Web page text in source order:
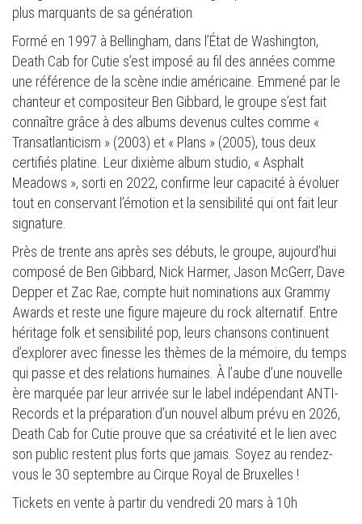
plus marquants de sa génération.
Formé en 1997 à Bellingham, dans l’État de Washington,
Death Cab for Cutie s’est imposé au fil des années comme
une référence de la scène indie américaine. Emmené par le
chanteur et compositeur Ben Gibbard, le groupe s’est fait
connaître grâce à des albums devenus cultes comme «
Transatlanticism » (2003) et « Plans » (2005), tous deux
certifiés platine. Leur dixième album studio, « Asphalt
Meadows », sorti en 2022, confirme leur capacité à évoluer
tout en conservant l’émotion et la sensibilité qui ont fait leur
signature.
Près de trente ans après ses débuts, le groupe, aujourd’hui
composé de Ben Gibbard, Nick Harmer, Jason McGerr, Dave
Depper et Zac Rae, compte huit nominations aux Grammy
Awards et reste une figure majeure du rock alternatif. Entre
héritage folk et sensibilité pop, leurs chansons continuent
d’explorer avec finesse les thèmes de la mémoire, du temps
qui passe et des relations humaines. À l’aube d’une nouvelle
ère marquée par leur arrivée sur le label indépendant ANTI-
Records et la préparation d’un nouvel album prévu en 2026,
Death Cab for Cutie prouve que sa créativité et le lien avec
son public restent plus forts que jamais. Soyez au rendez-
vous le 30 septembre au Cirque Royal de Bruxelles !
Tickets en vente à partir du vendredi 20 mars à 10h